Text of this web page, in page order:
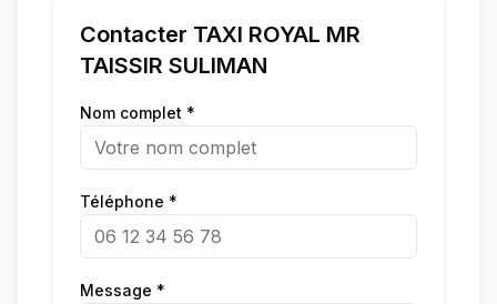
Contacter TAXI ROYAL MR
TAISSIR SULIMAN
Nom complet *
Téléphone *
Message *